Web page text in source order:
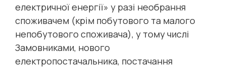
електричної енергії» у разі необрання
споживачем (крім побутового та малого
непобутового споживача), у тому числі
Замовниками, нового
електропостачальника, постачання